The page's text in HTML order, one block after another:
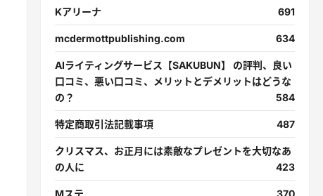
Kアリーナ 691
mcdermottpublishing.com 634
AIライティングサービス【SAKUBUN】 の評判、良い
口コミ、悪い口コミ、メリットとデメリットはどうな
の？
584
特定商取引法記載事項 487
クリスマス、お正月には素敵なプレゼントを大切なあ
の人に
423
Mステ 370